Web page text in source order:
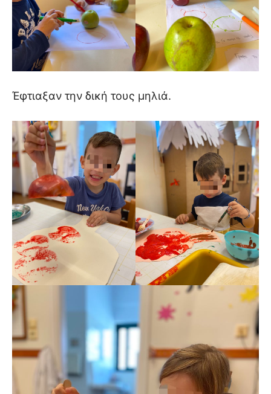
Έφτιαξαν την δική τους μηλιά.